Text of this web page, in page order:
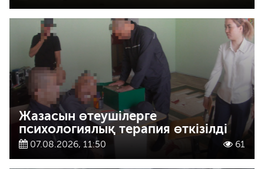
Жазасын өтеушілерге
психологиялық терапия өткізілді
07.08.2026, 11:50 61